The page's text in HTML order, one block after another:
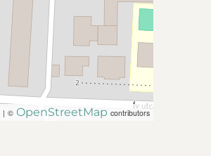
| © OpenStreetMap contributors